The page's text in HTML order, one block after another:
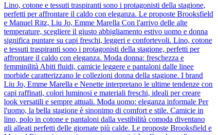
Lino, cotone e tessuti traspiranti sono i protagonisti della stagione,
perfetti per affrontare il caldo con eleganza. Le proposte Brooksfield
e Manuel Ritz, Liu Jo, Emme Marella Con l'arrivo delle alte
temperature, scegliere il giusto abbigliamento estivo uomo e donna
significa puntare su capi freschi, leggeri e confortevoli. Lino, cotone
e tessuti traspiranti sono i protagonisti della stagione, perfetti per
affrontare il caldo con eleganza. Moda donna: freschezza e
femminilità Abiti fluidi, camicie leggere e pantaloni dalle linee
morbide caratterizzano le collezioni donna della stagione. I brand
Liu Jo, Emme Marella e Nenette interpretano le ultime tendenze con
capi raffinati, colori luminosi e materiali freschi, ideali per creare
look versatili e sempre attuali. Moda uomo: eleganza informale Per
l'uomo, la bella stagione è sinonimo di comfort e stile. Camicie in
lino, polo in cotone e pantaloni dalla vestibilità comoda diventano
gli alleati perfetti delle giornate più calde. Le proposte Brooksfield e